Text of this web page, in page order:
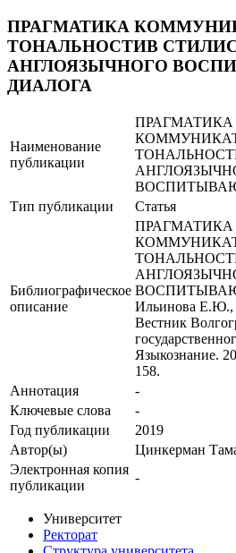
ПРАГМАТИКА
ТОНАЛЬНОСТИВ
АНГЛОЯЗЫЧНОГО
ДИАЛОГА
Наименование
публикации
ПРАГМАТИКА
Тип публикации
Статья
Библиографическое
описание
ПРАГМАТИКА
Ильинова Е.Ю.,
Вестник
Языкознание.
158.
Аннотация
-
Ключевые cлова
-
Год публикации
2019
Автор(ы)
Цинкерман
Электронная копия
публикации
-
Университет
Ректорат